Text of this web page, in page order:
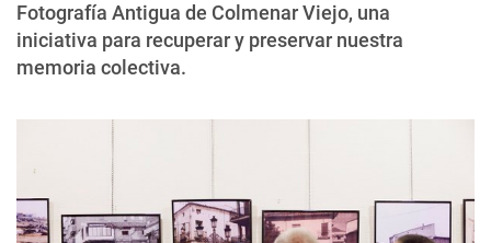
Fotografía Antigua de Colmenar Viejo, una
iniciativa para recuperar y preservar nuestra
memoria colectiva.